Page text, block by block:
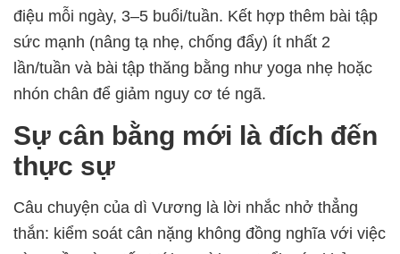
điệu mỗi ngày, 3–5 buổi/tuần. Kết hợp thêm bài tập
sức mạnh (nâng tạ nhẹ, chống đẩy) ít nhất 2
lần/tuần và bài tập thăng bằng như yoga nhẹ hoặc
nhón chân để giảm nguy cơ té ngã.
Sự cân bằng mới là đích đến
thực sự
Câu chuyện của dì Vương là lời nhắc nhở thẳng
thắn: kiểm soát cân nặng không đồng nghĩa với việc